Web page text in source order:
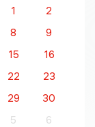
1
2
8
9
15
16
22
23
29
30
5 6